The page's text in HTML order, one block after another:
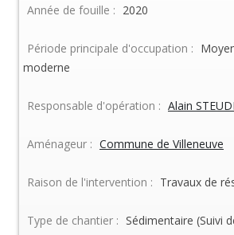
Année de fouille : 2020
Période principale d'occupation :
moderne
Responsable d'opération : Alain
Aménageur : Commune de Villeneuve
Raison de l'intervention : Travaux de
Type de chantier : Sédimentaire (Suivi